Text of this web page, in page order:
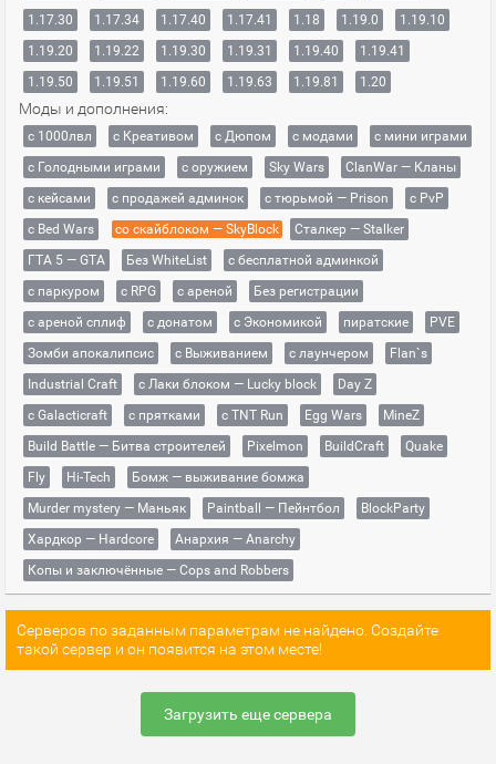
1.17.30
1.17.34 1.17.40 1.17.41 1.18 1.19.0
1.19.10
1.19.20
1.19.22 1.19.30 1.19.31 1.19.40
1.19.41
1.19.50
1.19.51 1.19.60 1.19.63 1.19.81 1.20
Моды и дополнения:
с 1000лвл c Креативом с Дюпом с модами
с мини играми
с Голодными играми
с оружием Sky Wars
ClanWar — Кланы
с кейсами
с продажей админок с тюрьмой — Prison
с PvP
с Bed Wars
со скайблоком — SkyBlock
Сталкер — Stalker
ГТА 5 — GTA
Без WhiteList
с бесплатной админкой
с паркуром
с RPG с ареной
Без регистрации
с ареной сплиф
с донатом с Экономикой пиратские
PVE
Зомби апокалипсис
с Выживанием с лаунчером
Flan`s
Industrial Craft
с Лаки блоком — Lucky block
Day Z
с Galacticraft
с прятками с TNT Run Egg Wars
MineZ
Build Battle — Битва строителей
Pixelmon BuildCraft
Quake
Fly
Hi-Tech
Бомж — выживание бомжа
Murder mystery — Маньяк
Paintball — Пейнтбол
BlockParty
Хардкор — Hardcore
Анархия — Anarchy
Копы и заключённые — Cops and Robbers
Серверов по заданным параметрам не найдено. Создайте
такой сервер и он появится на этом месте!
Загрузить еще сервера